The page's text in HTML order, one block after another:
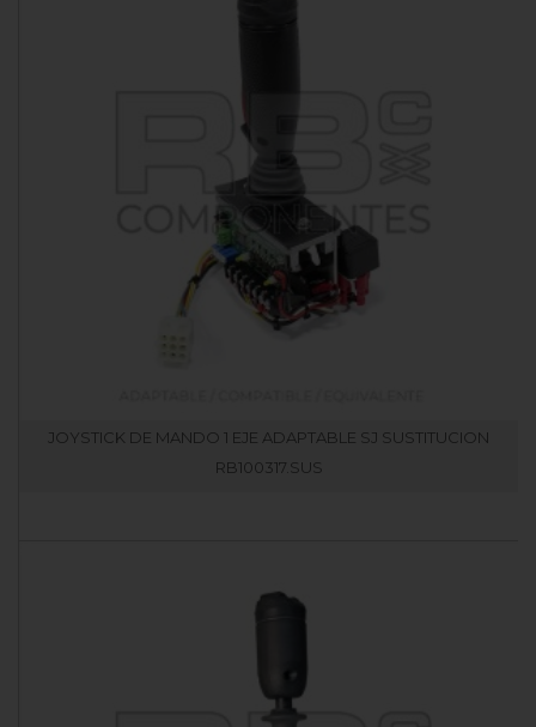
JOYSTICK DE MANDO 1 EJE ADAPTABLE SJ SUSTITUCION
RB100317.SUS